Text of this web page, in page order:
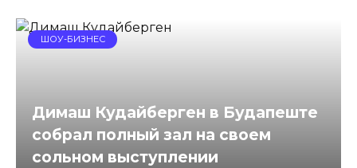
ШОУ-БИЗНЕС
Димаш Кудайберген в Будапеште
собрал полный зал на своем
сольном выступлении